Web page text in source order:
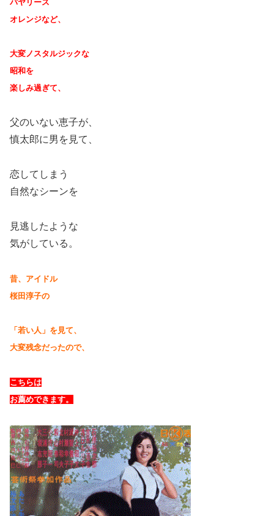
バヤリース
オレンジなど、
大変ノスタルジックな
昭和を
楽しみ過ぎて、
父のいない恵子が、
慎太郎に男を見て、
恋してしまう
自然なシーンを
見逃したような
気がしている。
昔、 アイドル
桜田淳子の
「若い人」を見て、
大変残念だったので、
こちらは
お薦めできます。